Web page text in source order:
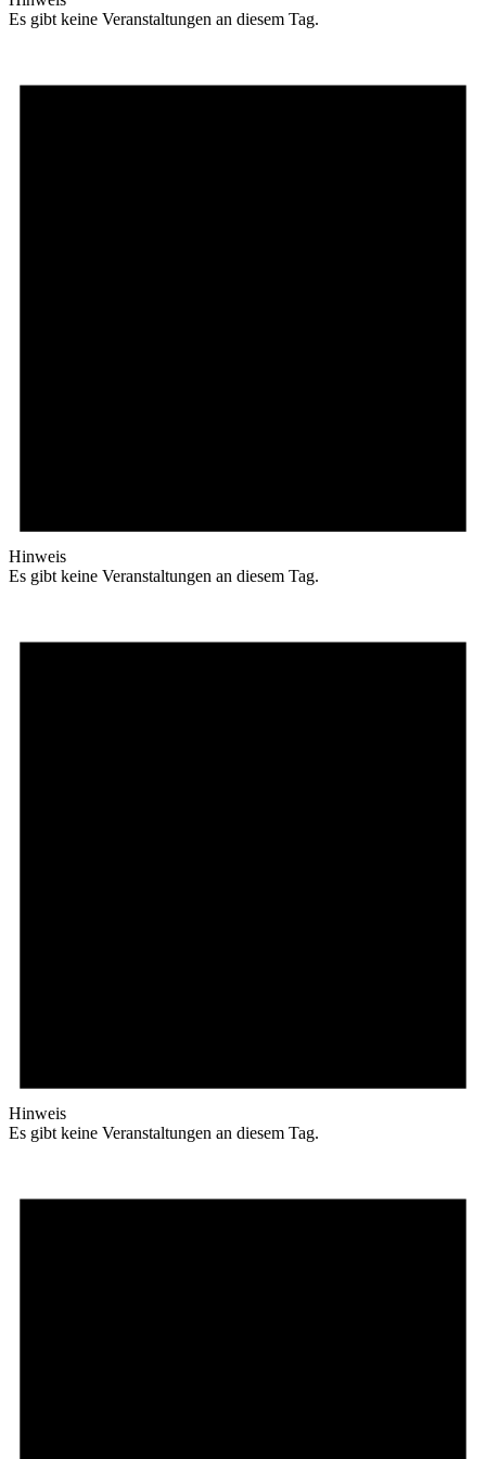
Es gibt keine Veranstaltungen an diesem Tag.
Hinweis
Es gibt keine Veranstaltungen an diesem Tag.
Hinweis
Es gibt keine Veranstaltungen an diesem Tag.